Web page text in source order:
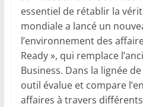
essentiel de rétablir la
mondiale a lancé un
l’environnement des
Ready », qui remplace
Business. Dans la lignée
outil évalue et compare
affaires à travers